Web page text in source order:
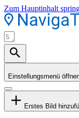
Zum Hauptinhalt
Einstellungsmenü
Erstes Bild